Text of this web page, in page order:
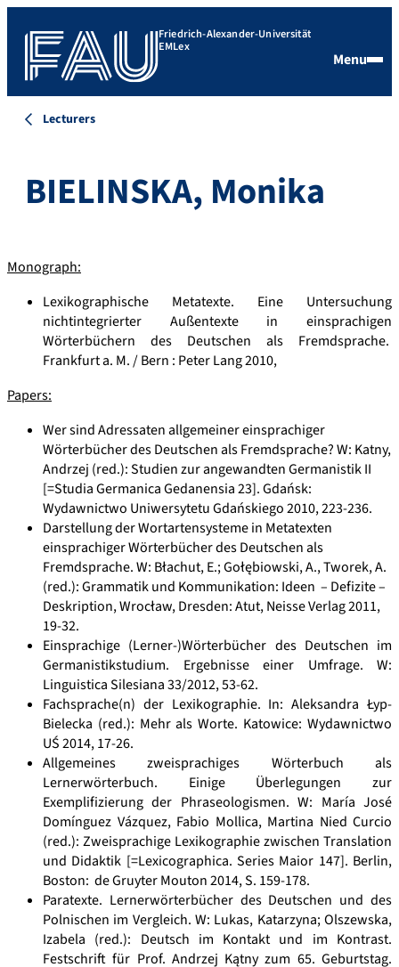
Friedrich-Alexander-Universität
EMLex
Menu
Lecturers
BIELINSKA, Monika
Monograph:
Lexikographische Metatexte. Eine Untersuchung
nichtintegrierter Außentexte in einsprachigen
Wörterbüchern des Deutschen als Fremdsprache.
Frankfurt a. M. / Bern : Peter Lang 2010,
Papers:
Wer sind Adressaten allgemeiner einsprachiger
Wörterbücher des Deutschen als Fremdsprache? W: Katny,
Andrzej (red.): Studien zur angewandten Germanistik II
[=Studia Germanica Gedanensia 23]. Gdańsk:
Wydawnictwo Uniwersytetu Gdańskiego 2010, 223-236.
Darstellung der Wortartensysteme in Metatexten
einsprachiger Wörterbücher des Deutschen als
Fremdsprache. W: Błachut, E.; Gołębiowski, A., Tworek, A.
(red.): Grammatik und Kommunikation: Ideen – Defizite –
Deskription, Wrocław, Dresden: Atut, Neisse Verlag 2011,
19-32.
Einsprachige (Lerner-)Wörterbücher des Deutschen im
Germanistikstudium. Ergebnisse einer Umfrage. W:
Linguistica Silesiana 33/2012, 53-62.
Fachsprache(n) der Lexikographie. In: Aleksandra Łyp-
Bielecka (red.): Mehr als Worte. Katowice: Wydawnictwo
UŚ 2014, 17-26.
Allgemeines zweisprachiges Wörterbuch als
Lernerwörterbuch. Einige Überlegungen zur
Exemplifizierung der Phraseologismen. W: María José
Domínguez Vázquez, Fabio Mollica, Martina Nied Curcio
(red.): Zweisprachige Lexikographie zwischen Translation
und Didaktik [=Lexicographica. Series Maior 147]. Berlin,
Boston: de Gruyter Mouton 2014, S. 159-178.
Paratexte. Lernerwörterbücher des Deutschen und des
Polnischen im Vergleich. W: Lukas, Katarzyna; Olszewska,
Izabela (red.): Deutsch im Kontakt und im Kontrast.
Festschrift für Prof. Andrzej Kątny zum 65. Geburtstag.